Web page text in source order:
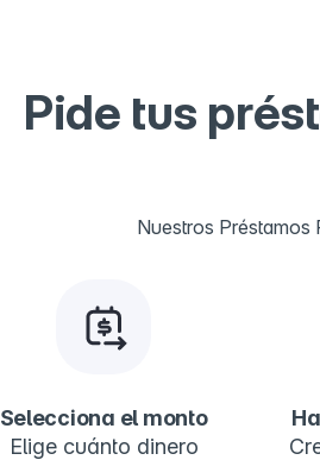
Pide tus
Nuestros Préstamos
Selecciona el monto
Elige cuánto dinero